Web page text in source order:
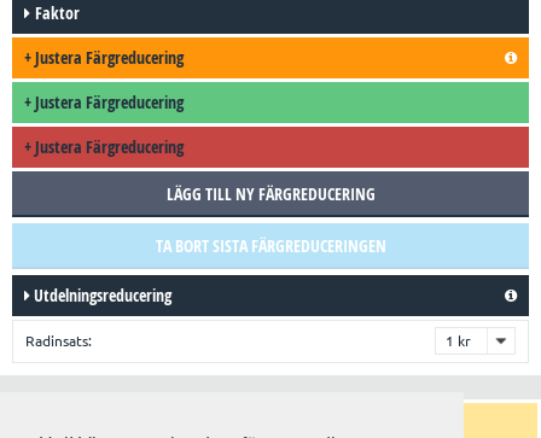
Faktor
+Justera Färgreducering
+ Justera Färgreducering
+ Justera Färgreducering
LÄGG TILL NY FÄRGREDUCERING
TA BORT SISTA FÄRGREDUCERINGEN
Utdelningsreducering
Radinsats: